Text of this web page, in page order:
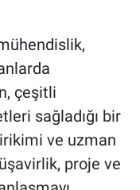
çeşitli
sağladığı bir
ve uzman
proje ve